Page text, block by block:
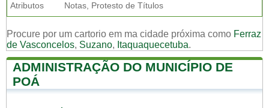
Atributos Notas, Protesto de Títulos
Procure por um cartorio em ma cidade próxima como Ferraz
de Vasconcelos, Suzano, Itaquaquecetuba.
ADMINISTRAÇÃO DO MUNICÍPIO DE
POÁ